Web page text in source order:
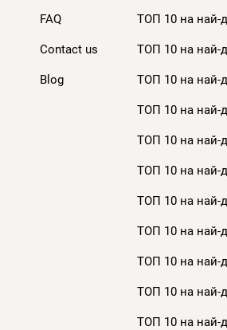
FAQ
Contact us
Blog
ТОП 10 на най-
ТОП 10 на най-
ТОП 10 на най-
ТОП 10 на най-
ТОП 10 на най-
ТОП 10 на най-
ТОП 10 на най-
ТОП 10 на най-
ТОП 10 на най-
ТОП 10 на най-
ТОП 10 на най-